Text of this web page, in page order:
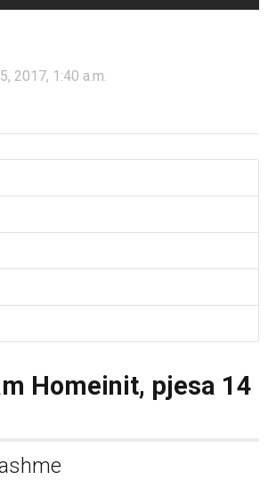
2017, 1:40 a.m.
Homeinit, pjesa 14